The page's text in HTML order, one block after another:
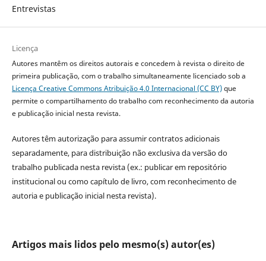
Entrevistas
Licença
Autores mantêm os direitos autorais e concedem à revista o direito de
primeira publicação, com o trabalho simultaneamente licenciado sob a
Licença Creative Commons Atribuição 4.0 Internacional (CC BY)que
permite o compartilhamento do trabalho com reconhecimento da autoria
e publicação inicial nesta revista.
Autores têm autorização para assumir contratos adicionais
separadamente, para distribuição não exclusiva da versão do
trabalho publicada nesta revista (ex.: publicar em repositório
institucional ou como capítulo de livro, com reconhecimento de
autoria e publicação inicial nesta revista).
Artigos mais lidos pelo mesmo(s) autor(es)